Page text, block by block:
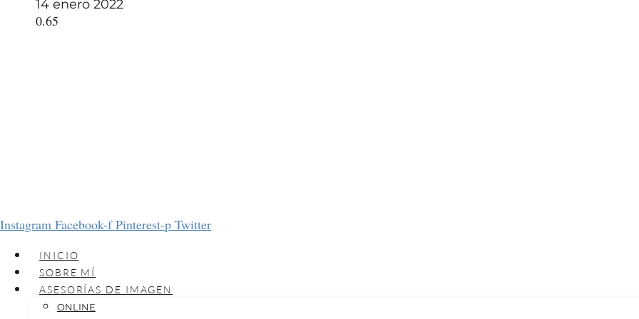
14 enero 2022
Instagram Facebook-f Pinterest-p Twitter
INICIO
SOBRE MÍ
ASESORÍAS DE IMAGEN
ONLINE